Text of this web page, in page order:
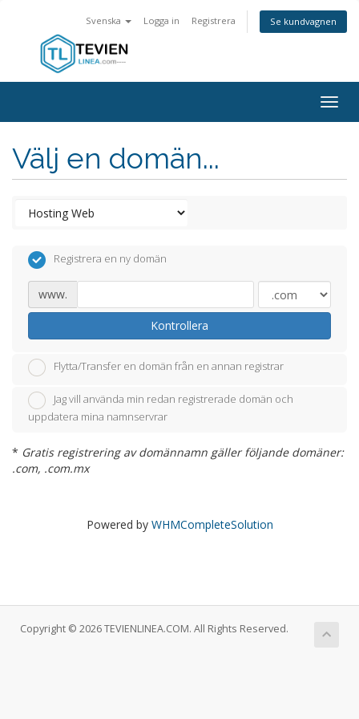
Svenska Logga in Registrera Se kundvagnen
Välj en domän...
Registrera en ny domän
www.
Kontrollera
Flytta/Transfer en domän från en annan registrar
Jag vill använda min redan registrerade domän och
uppdatera mina namnservrar
* Gratis registrering av domännamn gäller följande domäner:
.com, .com.mx
Powered by WHMCompleteSolution
Copyright © 2026 TEVIENLINEA.COM. All Rights Reserved.